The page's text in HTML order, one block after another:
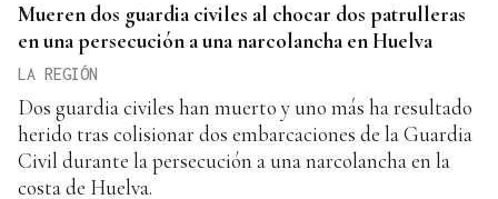
Mueren dos guardia civiles al chocar dos patrulleras
en una persecución a una narcolancha en Huelva
LA REGIÓN
Dos guardia civiles han muerto y uno más ha resultado
herido tras colisionar dos embarcaciones de la Guardia
Civil durante la persecución a una narcolancha en la
costa de Huelva.